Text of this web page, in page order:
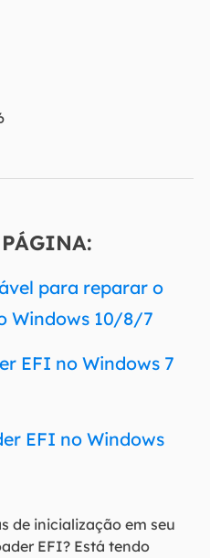
para reparar o
Windows 10/8/7
EFI no Windows 7
EFI no Windows
de inicialização em seu
EFI? Está tendo